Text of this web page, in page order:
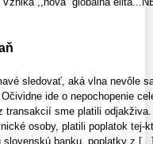
sledovať, aká vlna nevôle
ide o nepochopenie
transakcií sme platili
osoby, platili poplatok tej-
slovenskú banku, poplatky z